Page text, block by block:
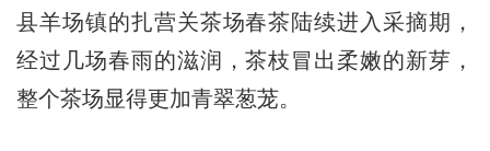
县羊场镇的扎营关茶场春茶陆续进入采摘期，
经过几场春雨的滋润，茶枝冒出柔嫩的新芽，
整个茶场显得更加青翠葱茏。